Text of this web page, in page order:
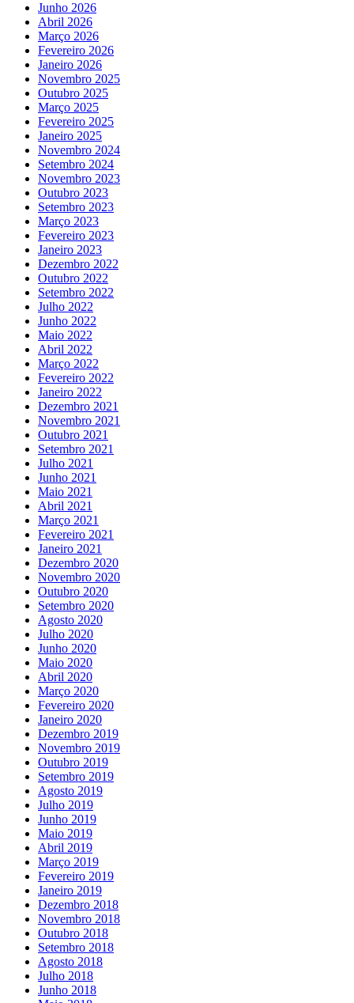
Junho 2026
Abril 2026
Março 2026
Fevereiro 2026
Janeiro 2026
Novembro 2025
Outubro 2025
Março 2025
Fevereiro 2025
Janeiro 2025
Novembro 2024
Setembro 2024
Novembro 2023
Outubro 2023
Setembro 2023
Março 2023
Fevereiro 2023
Janeiro 2023
Dezembro 2022
Outubro 2022
Setembro 2022
Julho 2022
Junho 2022
Maio 2022
Abril 2022
Março 2022
Fevereiro 2022
Janeiro 2022
Dezembro 2021
Novembro 2021
Outubro 2021
Setembro 2021
Julho 2021
Junho 2021
Maio 2021
Abril 2021
Março 2021
Fevereiro 2021
Janeiro 2021
Dezembro 2020
Novembro 2020
Outubro 2020
Setembro 2020
Agosto 2020
Julho 2020
Junho 2020
Maio 2020
Abril 2020
Março 2020
Fevereiro 2020
Janeiro 2020
Dezembro 2019
Novembro 2019
Outubro 2019
Setembro 2019
Agosto 2019
Julho 2019
Junho 2019
Maio 2019
Abril 2019
Março 2019
Fevereiro 2019
Janeiro 2019
Dezembro 2018
Novembro 2018
Outubro 2018
Setembro 2018
Agosto 2018
Julho 2018
Junho 2018